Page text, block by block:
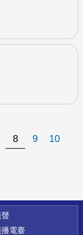
8 9 10
聲
電臺